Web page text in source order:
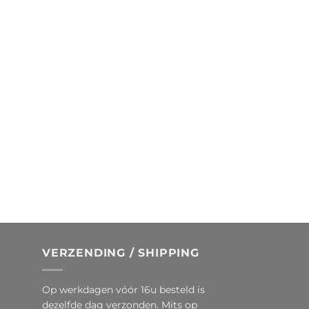
VERZENDING / SHIPPING
Op werkdagen vóór 16u besteld is
dezelfde dag verzonden. Mits op